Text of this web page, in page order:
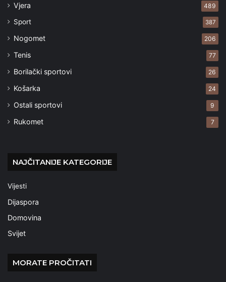
Vjera 489
Sport 387
Nogomet 206
Tenis 77
Borilački sportovi 26
Košarka 24
Ostali sportovi 9
Rukomet 7
NAJČITANIJE KATEGORIJE
Vijesti
Dijaspora
Domovina
Svijet
MORATE PROČITATI